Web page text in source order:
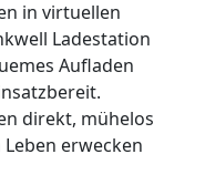
in virtuellen
Ladestation
Aufladen
direkt, mühelos
erwecken